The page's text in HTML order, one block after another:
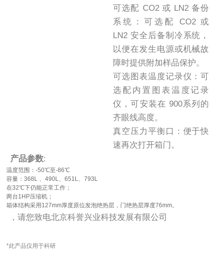
可选配 CO2 或 LN2 备份
系统：可选配 CO2 或
LN2 安全后备制冷系统，
以便在发生电源或机械故
障时提供附加样品保护。
可选图表温度记录仪：可
选配内置图表温度记录
仪，可安装在 900系列的
齐眼线高度。
真空压力平衡口：便于快
速再次打开箱门。
产品参数:
温度范围：-50℃至-86℃
容量：368L 、490L、651L、793L
在32℃下仍能正常工作；
两台1HP压缩机；
箱体结构采用127mm厚度原位发泡绝热层，门绝热层厚度76mm。
，请您致电北京科誉兴业科技发展有限公司
*此产品仅用于科研